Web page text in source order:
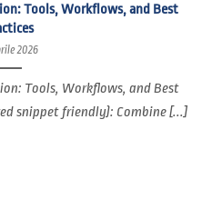
Tools, Workflows, and Best
2026
Tools, Workflows, and Best
snippet friendly): Combine [...]